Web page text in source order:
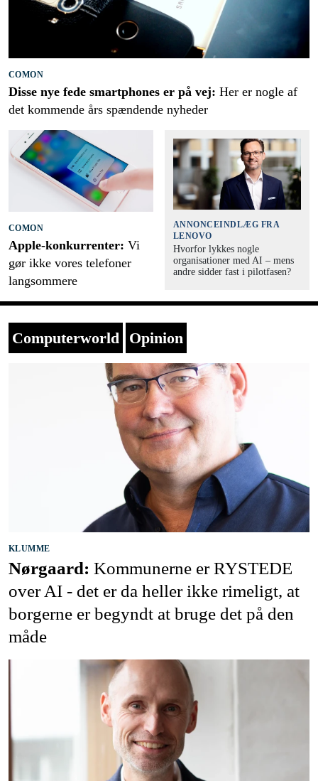
COMON
Disse nye fede smartphones er på vej: Her er nogle af
det kommende års spændende nyheder
COMON
Apple-konkurrenter: Vi
gør ikke vores telefoner
langsommere
ANNONCEINDLÆG FRA
LENOVO
Hvorfor lykkes nogle
organisationer med AI – mens
andre sidder fast i pilotfasen?
Computerworld Opinion
KLUMME
Nørgaard: Kommunerne er RYSTEDE
over AI - det er da heller ikke rimeligt, at
borgerne er begyndt at bruge det på den
måde